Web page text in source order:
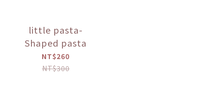
little pasta-
Shaped pasta
NT$260
NT$300